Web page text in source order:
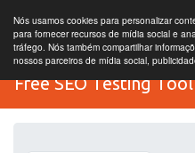
Nós usamos cookies para personalizar
para fornecer recursos de mídia social e
tráfego. Nós também compartilhar
nossos parceiros de mídia social,
Free SEO Testing Tool